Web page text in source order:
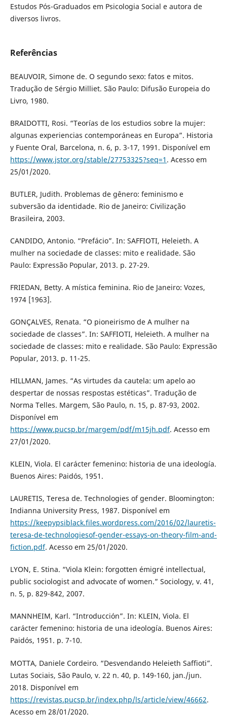
Estudos Pós-Graduados em Psicologia Social e autora de
diversos livros.
Referências
BEAUVOIR, Simone de. O segundo sexo: fatos e mitos.
Tradução de Sérgio Milliet. São Paulo: Difusão Europeia do
Livro, 1980.
BRAIDOTTI, Rosi. “Teorías de los estudios sobre la mujer:
algunas experiencias contemporáneas en Europa”. Historia
y Fuente Oral, Barcelona, n. 6, p. 3-17, 1991. Disponível em
https://www.jstor.org/stable/27753325?seq=1 . Acesso em
25/01/2020.
BUTLER, Judith. Problemas de gênero: feminismo e
subversão da identidade. Rio de Janeiro: Civilização
Brasileira, 2003.
CANDIDO, Antonio. “Prefácio”. In: SAFFIOTI, Heleieth. A
mulher na sociedade de classes: mito e realidade. São
Paulo: Expressão Popular, 2013. p. 27-29.
FRIEDAN, Betty. A mística feminina. Rio de Janeiro: Vozes,
1974 [1963].
GONÇALVES, Renata. “O pioneirismo de A mulher na
sociedade de classes”. In: SAFFIOTI, Heleieth. A mulher na
sociedade de classes: mito e realidade. São Paulo: Expressão
Popular, 2013. p. 11-25.
HILLMAN, James. “As virtudes da cautela: um apelo ao
despertar de nossas respostas estéticas”. Tradução de
Norma Telles. Margem, São Paulo, n. 15, p. 87-93, 2002.
Disponível em
https://www.pucsp.br/margem/pdf/m15jh.pdf. Acesso em
27/01/2020.
KLEIN, Viola. El carácter femenino: historia de una ideología.
Buenos Aires: Paidós, 1951.
LAURETIS, Teresa de. Technologies of gender. Bloomington:
Indianna University Press, 1987. Disponível em
https://keepypsiblack.files.wordpress.com/2016/02/lauretis-
teresa-de-technologiesof-gender-essays-on-theory-film-and-
fiction.pdf. Acesso em 25/01/2020.
LYON, E. Stina. “Viola Klein: forgotten émigré intellectual,
public sociologist and advocate of women.” Sociology, v. 41,
n. 5, p. 829-842, 2007.
MANNHEIM, Karl. “Introducción”. In: KLEIN, Viola. El
carácter femenino: historia de una ideología. Buenos Aires:
Paidós, 1951. p. 7-10.
MOTTA, Daniele Cordeiro. “Desvendando Heleieth Saffioti”.
Lutas Sociais, São Paulo, v. 22 n. 40, p. 149-160, jan./jun.
2018. Disponível em
https://revistas.pucsp.br/index.php/ls/article/view/46662.
Acesso em 28/01/2020.